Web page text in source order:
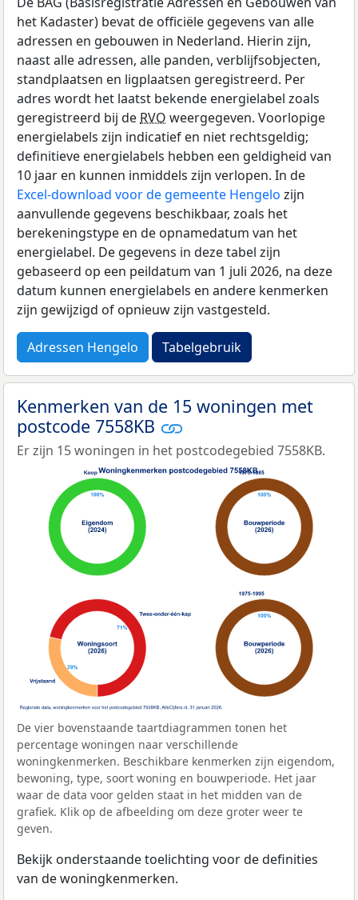
het Kadaster) bevat de officiële gegevens van alle
adressen en gebouwen in Nederland. Hierin zijn,
naast alle adressen, alle panden, verblijfsobjecten,
standplaatsen en ligplaatsen geregistreerd. Per
adres wordt het laatst bekende energielabel zoals
geregistreerd bij de RVO weergegeven. Voorlopige
energielabels zijn indicatief en niet rechtsgeldig;
definitieve energielabels hebben een geldigheid van
10 jaar en kunnen inmiddels zijn verlopen. In de
Excel-download voor de gemeente Hengelo zijn
aanvullende gegevens beschikbaar, zoals het
berekeningstype en de opnamedatum van het
energielabel. De gegevens in deze tabel zijn
gebaseerd op een peildatum van 1 juli 2026, na deze
datum kunnen energielabels en andere kenmerken
zijn gewijzigd of opnieuw zijn vastgesteld.
Adressen Hengelo Tabelgebruik
Kenmerken van de 15 woningen met
postcode 7558KB
Er zijn 15 woningen in het postcodegebied 7558KB.
De vier bovenstaande taartdiagrammen tonen het
percentage woningen naar verschillende
woningkenmerken. Beschikbare kenmerken zijn eigendom,
bewoning, type, soort woning en bouwperiode. Het jaar
waar de data voor gelden staat in het midden van de
grafiek. Klik op de afbeelding om deze groter weer te
geven.
Bekijk onderstaande toelichting voor de definities
van de woningkenmerken.